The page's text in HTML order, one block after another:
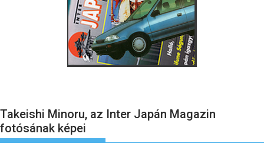
Takeishi Minoru, az Inter Japán Magazin
fotósának képei